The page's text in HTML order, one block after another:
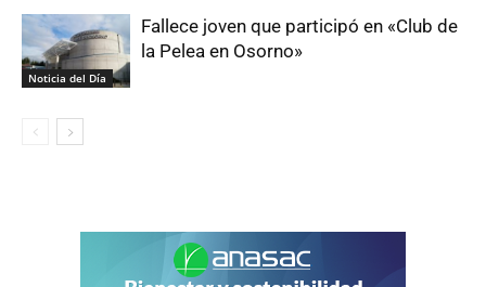
Noticia del Día
Fallece joven que participó en «Club de
la Pelea en Osorno»